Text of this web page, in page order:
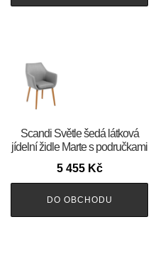
Scandi Světle šedá látková
jídelní židle Marte s područkami
5 455 Kč
DO OBCHODU